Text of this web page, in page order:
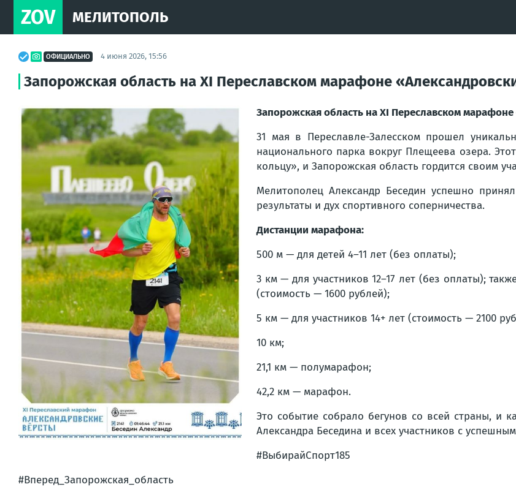
ZOV МЕЛИТОПОЛЬ
ОФИЦИАЛЬНО 4 июня 2026, 15:56
Запорожская область на XI Переславском марафоне
Запорожская область на XI Переславском
31 мая в Переславле-Залесском прошел
национального парка вокруг Плещеева озера.
кольцу», и Запорожская область гордится своим
Мелитополец Александр Беседин успешно
результаты и дух спортивного соперничества.
Дистанции марафона:
500 м — для детей 4–11 лет (без оплаты);
3 км — для участников 12–17 лет (без оплаты);
(стоимость — 1600 рублей);
5 км — для участников 14+ лет (стоимость — 2100
10 км;
21,1 км — полумарафон;
42,2 км — марафон.
Это событие собрало бегунов со всей страны, и
Александра Беседина и всех участников с
#ВыбирайСпорт185
#Вперед_Запорожская_область